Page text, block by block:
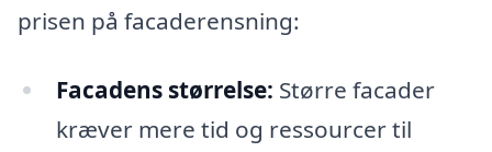
prisen på facaderensning:
Facadens størrelse: Større facader
kræver mere tid og ressourcer til